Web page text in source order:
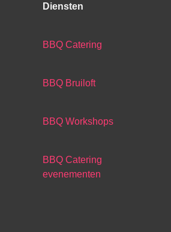
Diensten
BBQ Catering
BBQ Bruiloft
BBQ Workshops
BBQ Catering
evenementen